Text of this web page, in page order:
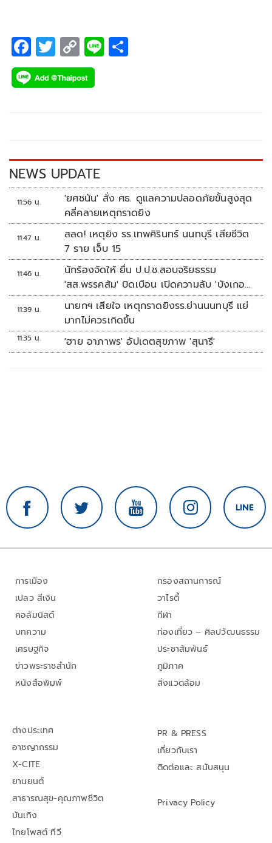
F
ac
e
k
T
wi
tt
C
o
p
k
Li
NEWS UPDATE
11:56 น.
'ยศชนัน' สั่ง ศธ. ดูแลความปลอดภัยขั้นสูงสุด
คลี่คลายเหตุกราดยิง
11:47 น.
สลด! เหตุยิง รร.เทพศิรินทร์ นนทบุรี เสียชีวิต
7 ราย เจ็บ 15
11:46 น.
นักร้องจัดให้ ยื่น ป.ป.ช.สอบจริยธรรม
'สส.พรรคส้ม' บิดเบือน เปิดความลับ 'บังเกอร์
ทหาร'
11:39 น.
นายกฯ เสียใจ เหตุกราดยิงรร.ย่านนนทบุรี แย่
มากไม่ควรเกิดขึ้น
11:35 น. 'ฮาย อาภาพร' อัปเดตสุขภาพ 'สุนารี'
การเมือง
เปลว สีเงิน
คอลัมนิสต์
บทความ
เศรษฐกิจ
ข่าวพระราชสำนัก
หนังสือพิมพ์
กรองสถานการณ์
วาไรตี้
กีฬา
ท่องเที่ยว – ศิลปวัฒนธรรม
ประชาสัมพันธ์
ภูมิภาค
สิ่งแวดล้อม
ต่างประเทศ
อาชญากรรม
X-CITE
ยานยนต์
สาธารณสุข-คุณภาพชีวิต
บันเทิง
ไทยโพสต์ ทีวี
PR & PRESS
เกี่ยวกับเรา
ติดต่อและ สนับสนุน
Privacy Policy